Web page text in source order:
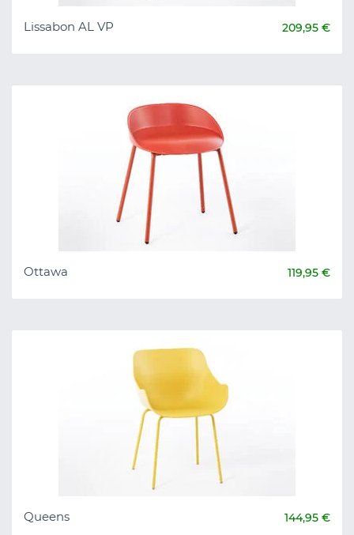
Lissabon AL VP 209,95 €
Ottawa 119,95 €
Queens 144,95 €